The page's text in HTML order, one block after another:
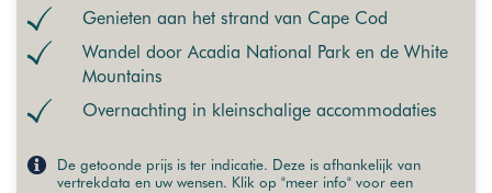
Genieten aan het strand van Cape Cod
Wandel door Acadia National Park en de White
Mountains
Overnachting in kleinschalige accommodaties
De getoonde prijs is ter indicatie. Deze is afhankelijk van
vertrekdata en uw wensen. Klik op "meer info" voor een